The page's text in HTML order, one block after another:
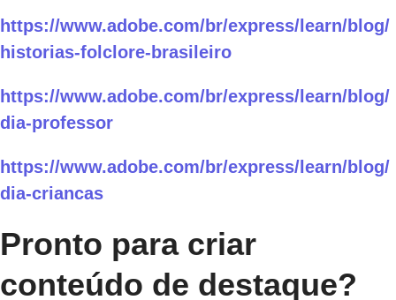
https://www.adobe.com/br/express/learn/blog/
historias-folclore-brasileiro
https://www.adobe.com/br/express/learn/blog/
dia-professor
https://www.adobe.com/br/express/learn/blog/
dia-criancas
Pronto para criar
conteúdo de destaque?